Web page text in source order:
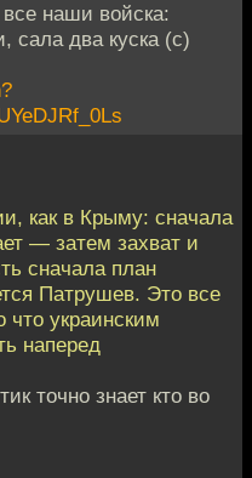
наши войска:
сала два куска (с)
как в Крыму: сначала
— затем захват и
сначала план
Патрушев. Это все
что украинским
наперед
точно знает кто во